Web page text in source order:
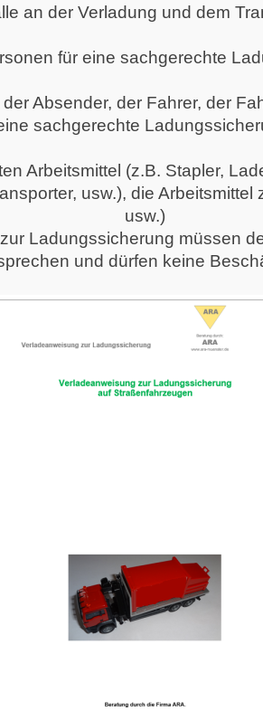
an der Verladung und dem
für eine sachgerechte
Absender, der Fahrer, der
sachgerechte
Arbeitsmittel (z.B. Stapler,
usw.), die
usw.)
Ladungssicherung müssen
und dürfen keine